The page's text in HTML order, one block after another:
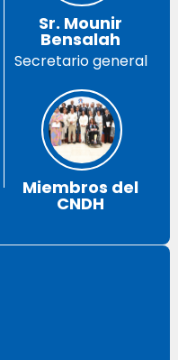
Sr. Mounir
Bensalah
Secretario general
Miembros del
CNDH